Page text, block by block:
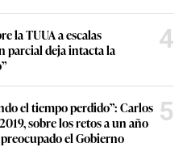
la TUUA a escalas
parcial deja intacta la
4
el tiempo perdido”: Carlos
sobre los retos a un año
el Gobierno
5